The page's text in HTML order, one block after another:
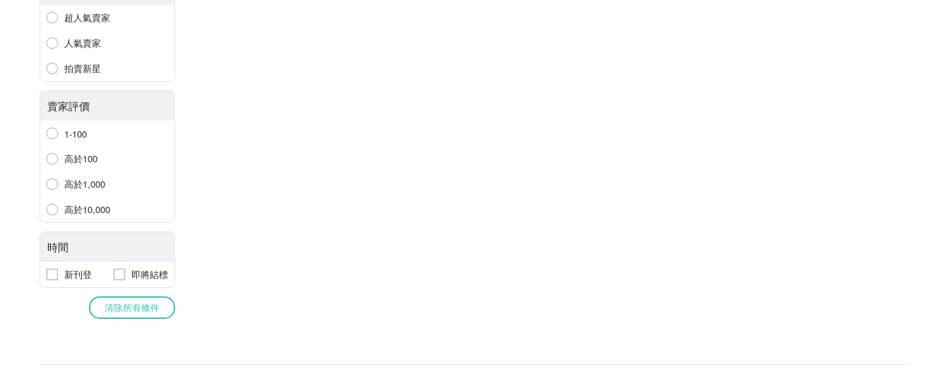
超人氣賣家
人氣賣家
拍賣新星
賣家評價
1-100
高於100
高於1,000
高於10,000
時間
新刊登 即將結標
清除所有條件